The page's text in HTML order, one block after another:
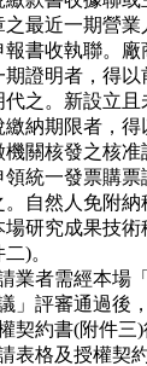
之最近一期營
報書收執聯。
期證明者，得以
代之。新設立
繳納期限者，
機關核發之核准
領統一發票購
。自然人免附納
場研究成果技術
)。
業者需經本場
」評審通過後
契約書(附件三)
表格及授權契